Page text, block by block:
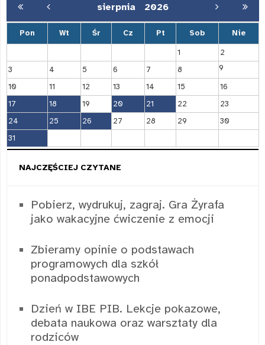
sierpnia 2026
Pon Wt Śr Cz Pt Sob Nie
1
2
3
4 5 6 7 8
9
10
11 12 13 14 15
16
17
18 19 20 21 22
23
24
25 26 27 28 29
30
31
NAJCZĘŚCIEJ CZYTANE
Pobierz, wydrukuj, zagraj. Gra Żyrafa
jako wakacyjne ćwiczenie z emocji
Zbieramy opinie o podstawach
programowych dla szkół
ponadpodstawowych
Dzień w IBE PIB. Lekcje pokazowe,
debata naukowa oraz warsztaty dla
rodziców